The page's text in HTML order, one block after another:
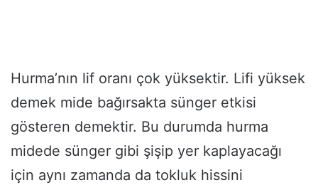
Hurma’nın lif oranı çok yüksektir. Lifi yüksek
demek mide bağırsakta sünger etkisi
gösteren demektir. Bu durumda hurma
midede sünger gibi şişip yer kaplayacağı
için aynı zamanda da tokluk hissini